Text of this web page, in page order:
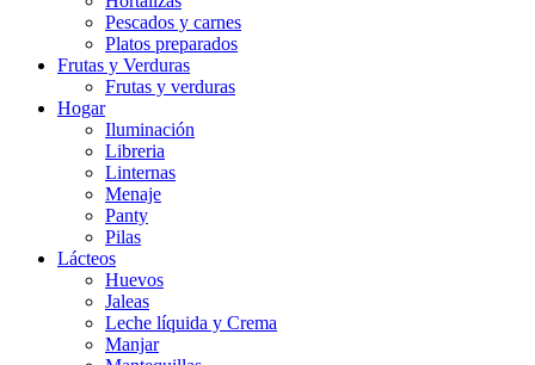
Pescados y carnes
Platos preparados
Frutas y Verduras
Frutas y verduras
Hogar
Iluminación
Libreria
Linternas
Menaje
Panty
Pilas
Lácteos
Huevos
Jaleas
Leche líquida y Crema
Manjar